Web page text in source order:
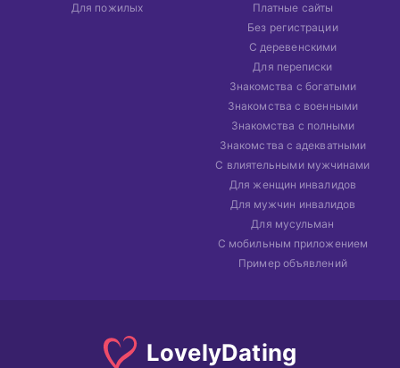
Для пожилых
Платные сайты
Без регистрации
С деревенскими
Для переписки
Знакомства с богатыми
Знакомства с военными
Знакомства с полными
Знакомства с адекватными
С влиятельными мужчинами
Для женщин инвалидов
Для мужчин инвалидов
Для мусульман
С мобильным приложением
Пример объявлений
LovelyDating